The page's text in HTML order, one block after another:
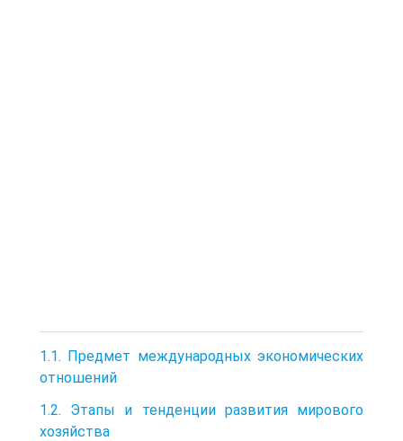
1.1. Предмет международных экономических
отношений
1.2. Этапы и тенденции развития мирового
хозяйства